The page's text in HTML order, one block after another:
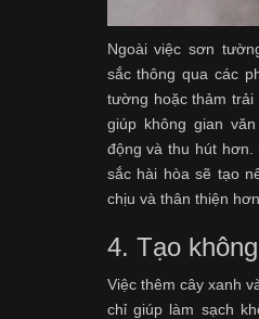
Ngoài việc sơn
sắc thông qua các
tường hoặc thảm
giúp không gian
động và thu hút
sắc hài hòa sẽ tạo
chịu và thân thiện hơn.
4. Tạo
Việc thêm cây xanh
chỉ giúp làm sạch